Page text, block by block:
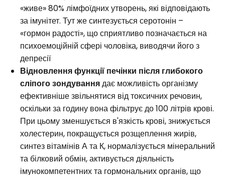
«живе» 80% лімфоїдних утворень, які відповідають
за імунітет. Тут же синтезується серотонін –
«гормон радості», що сприятливо позначається на
психоемоційній сфері чоловіка, виводячи його з
депресії
Відновлення функції печінки після глибокого
сліпого зондуваннядає можливість організму
ефективніше звільнятися від токсичних речовин,
оскільки за годину вона фільтрує до 100 літрів крові.
При цьому зменшується в'язкість крові, знижується
холестерин, покращується розщеплення жирів,
синтез вітамінів А та К, нормалізується мінеральний
та білковий обмін, активується діяльність
імунокомпетентних та гормональних органів, що